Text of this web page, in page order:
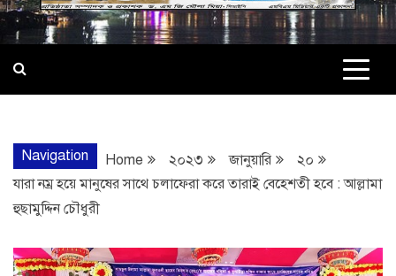
প্রতি মূহুর্তে সত্যের সন্ধানে অবিচল…
Navigation Home ২০২৩ জানুয়ারি
২০
যারা নম্র হয়ে মানুষের সাথে চলাফেরা করে তারাই বেহেশতী হবে : আল্লামা
হুছামুদ্দিন চৌধুরী